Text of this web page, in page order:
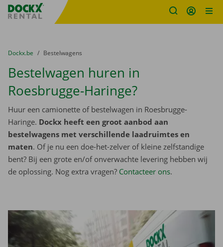
Fratello DEMO
U bevindt zich hier:
van
Dockx.be naar
Bestelwagens
Bestelwagen huren in
Roesbrugge-Haringe?
Huur een camionette of bestelwagen in Roesbrugge-
Haringe. Dockx heeft een groot aanbod aan
bestelwagens met verschillende laadruimtes en
maten. Of je nu een doe-het-zelver of kleine zelfstandige
bent? Bij een grote en/of onverwachte levering hebben wij
de oplossing. Nog extra vragen? Contacteer ons.